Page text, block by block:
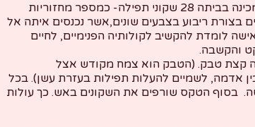
לפני כניסת האישה לטקס היא מכינה בביתה 28 שקוני תפילה- כמספר מחזוריות
בצורת ריבוע בצבעים שונים,אשר נכנסים איתה אל
לומדת להקשיב לקולותיה הפנימיים, לחיים
והקשבה.
קצת טבק. (הטבק הוא צמח מקודש אצל
אדמה, לשמיים להעלות תפילות בעזרת עשן). בכל
בסוף הטקס שורפים את השקונים באש. כך עולות